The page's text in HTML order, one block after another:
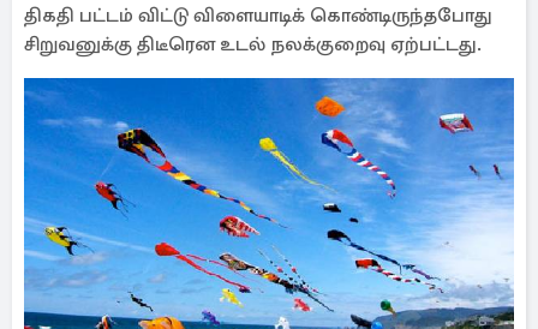
திகதி பட்டம் விட்டு விளையாடிக் கொண்டிருந்தபோது
சிறுவனுக்கு திடீரென உடல் நலக்குறைவு ஏற்பட்டது.